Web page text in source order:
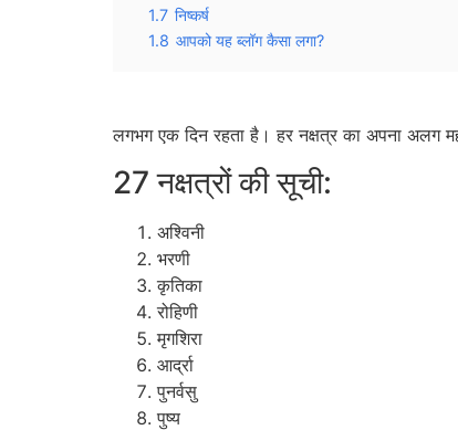
1.7 निष्कर्ष
1.8 आपको यह ब्लॉग कैसा लगा?
लगभग एक दिन रहता है। हर नक्षत्र का अपना अलग
27 नक्षत्रों की सूची:
अश्विनी
भरणी
कृतिका
रोहिणी
मृगशिरा
आर्द्रा
पुनर्वसु
पुष्य